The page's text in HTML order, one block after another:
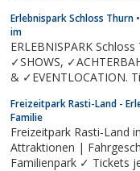
gewaltfrei, d.h. es wird nicht geschossen und auf jegliche
Gewaltverherrlichung
Erlebnispark Schloss Thurn
im
ERLEBNISPARK
✓SHOWS, ✓ACHTERBAHNEN, ✓THEMENWELTEN, ✓TIERPARK
& ✓EVENTLOCATION.
Freizeitpark Rasti-Land -
Familie
Freizeitpark Rasti-Land
Attraktionen |
Familienpark ✓ Tickets